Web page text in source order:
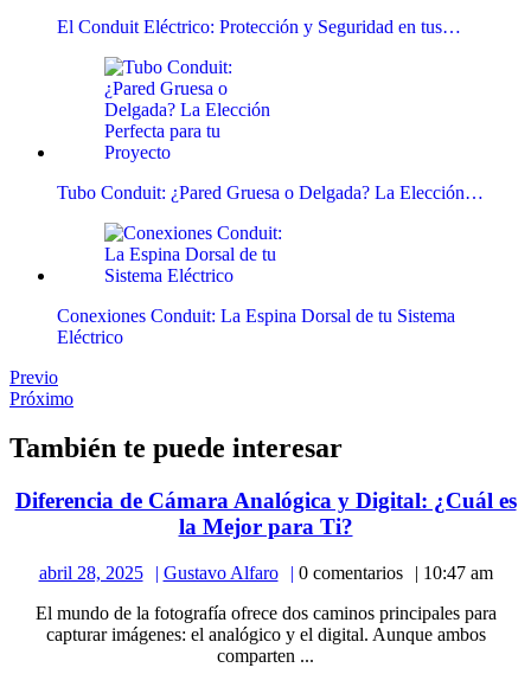
El Conduit Eléctrico: Protección y Seguridad en tus…
Tubo Conduit: ¿Pared Gruesa o Delgada? La Elección…
Conexiones Conduit: La Espina Dorsal de tu Sistema
Eléctrico
Navegación
de
entradas
PrevioPublicación
anterior:
PróximoPublicación
También te puede interesar
Diferencia de Cámara Analógica y Digital: ¿Cuál es
la Mejor para Ti?Diferencia
Cámara
Analógica
y
abril 28, 2025
abril
2025
Gustavo Alfaro
Gustavo
0 comentarios
10:47 am
El mundo de la fotografía ofrece dos caminos principales para
capturar imágenes: el analógico y el digital. Aunque ambos
comparten ...